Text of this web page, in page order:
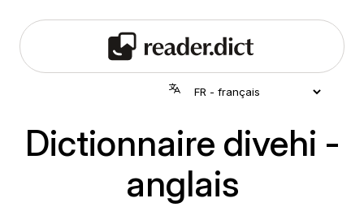
Dictionnaire divehi -
anglais